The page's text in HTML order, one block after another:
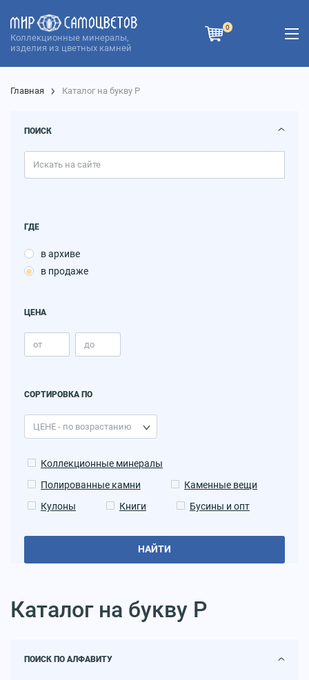
Коллекционные минералы,
изделия из цветных камней
0
Главная Каталог на букву Р
ПОИСК
ГДЕ
в архиве
в продаже
ЦЕНА
СОРТИРОВКА ПО
Коллекционные минералы
Полированные камни
Каменные вещи
Кулоны
Книги Бусины и опт
НАЙТИ
Каталог на букву Р
ПОИСК ПО АЛФАВИТУ